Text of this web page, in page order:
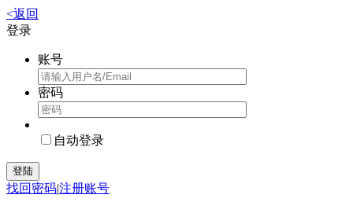
<返回
登录
账号
密码
自动登录
登陆
找回密码|注册账号